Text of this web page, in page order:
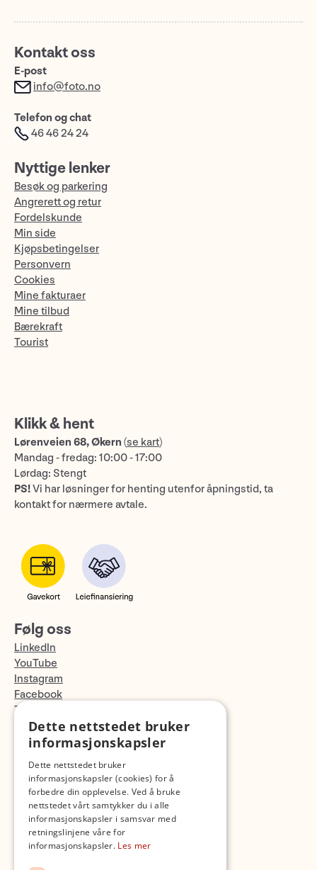
Kontakt oss
E-post
info@foto.no
Telefon og chat
46 46 24 24
Nyttige lenker
Besøk og parkering
Angrerett og retur
Fordelskunde
Min side
Kjøpsbetingelser
Personvern
Cookies
Mine fakturaer
Mine tilbud
Bærekraft
Tourist
Klikk & hent
Lørenveien 68, Økern (se kart)
Mandag - fredag: 10:00 - 17:00
Lørdag: Stengt
PS!Vi har løsninger for henting utenfor åpningstid, ta
kontakt for nærmere avtale.
Følg oss
LinkedIn
YouTube
Instagram
Facebook
TikTok
Fotopodden
Dette nettstedet bruker
informasjonskapsler
Dette nettstedet bruker
informasjonskapsler (cookies) for å
forbedre din opplevelse. Ved å bruke
nettstedet vårt samtykker du i alle
informasjonskapsler i samsvar med
retningslinjene våre for
informasjonskapsler. Les mer